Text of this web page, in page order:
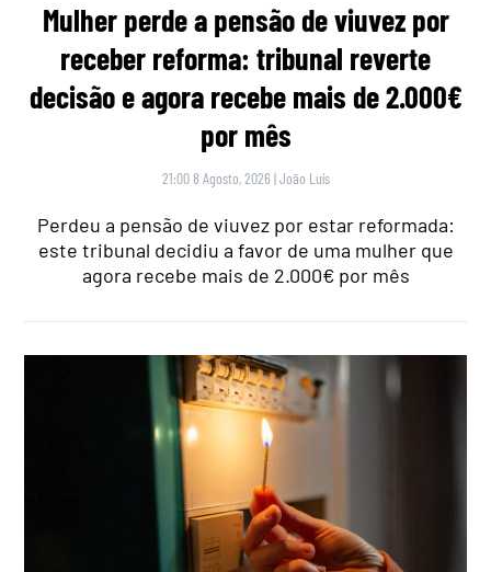
Mulher perde a pensão de viuvez por
receber reforma: tribunal reverte
decisão e agora recebe mais de 2.000€
por mês
21:00 8 Agosto, 2026 |João Luís
Perdeu a pensão de viuvez por estar reformada:
este tribunal decidiu a favor de uma mulher que
agora recebe mais de 2.000€ por mês